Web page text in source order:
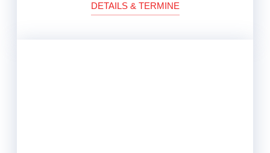
DETAILS & TERMINE